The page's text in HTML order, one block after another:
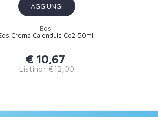
AGGIUNGI
Eos
Crema Calendula Co2 50ml
€ 10,67
Listino: €12,00